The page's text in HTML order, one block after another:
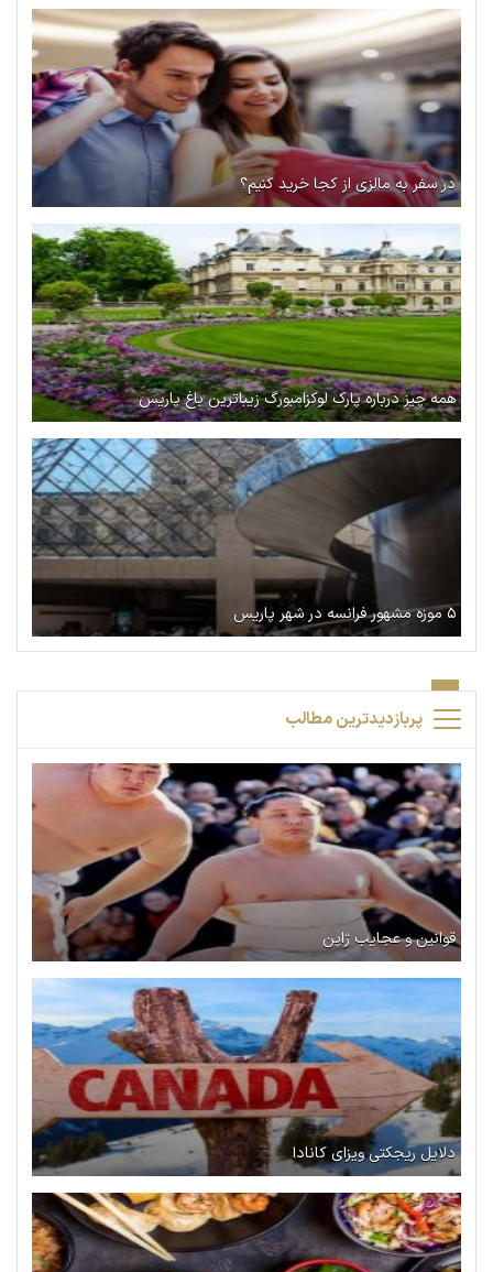
در سفر به مالزی از کجا خرید کنیم؟
همه چیز درباره پارک لوکزامبورگ زیباترین باغ پاریس
۵ موزه مشهور فرانسه در شهر پاریس
پربازدیدترین مطالب
قوانین و عجایب ژاپن
دلایل ریجکتی ویزای کانادا